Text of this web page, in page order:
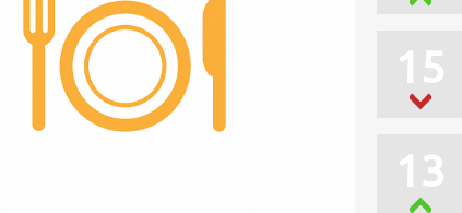
15
13